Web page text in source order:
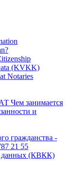
(KVKK)
Notaries
занимается
и
гражданства -
21 55
данных (КВКК)